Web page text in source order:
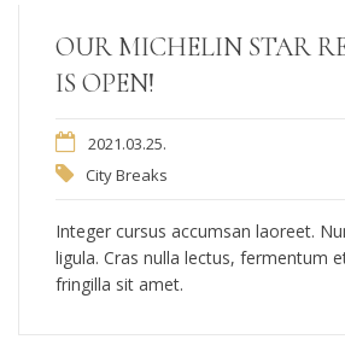
OUR MICHELIN STAR
IS OPEN!
2021.03.25.
City Breaks
Integer cursus accumsan laoreet.
ligula. Cras nulla lectus, fermentum
fringilla sit amet.